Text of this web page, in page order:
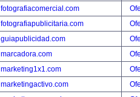
fotografiacomercial.com
fotografiapublicitaria.com
guiapublicidad.com
marcadora.com
marketing1x1.com
marketingactivo.com